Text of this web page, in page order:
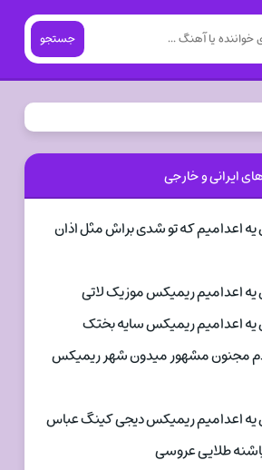
جستجو
ایرانی و خارجی
یه اعدامیم که تو شدی براش مثل اذان
یه اعدامیم ریمیکس موزیک لاتی
یه اعدامیم ریمیکس سایه بختک
مجنون مشهور میدون شهر ریمیکس
یه اعدامیم ریمیکس دیجی کینگ عباس
طلایی عروسی